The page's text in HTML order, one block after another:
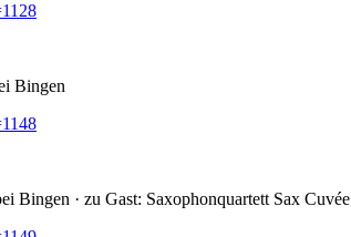
Bingen
Bingen · zu Gast: Saxophonquartett Sax Cuvée